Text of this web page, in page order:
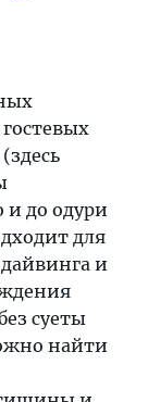
(здесь
и до одури
для
и
суеты
найти